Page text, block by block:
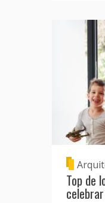
Top de